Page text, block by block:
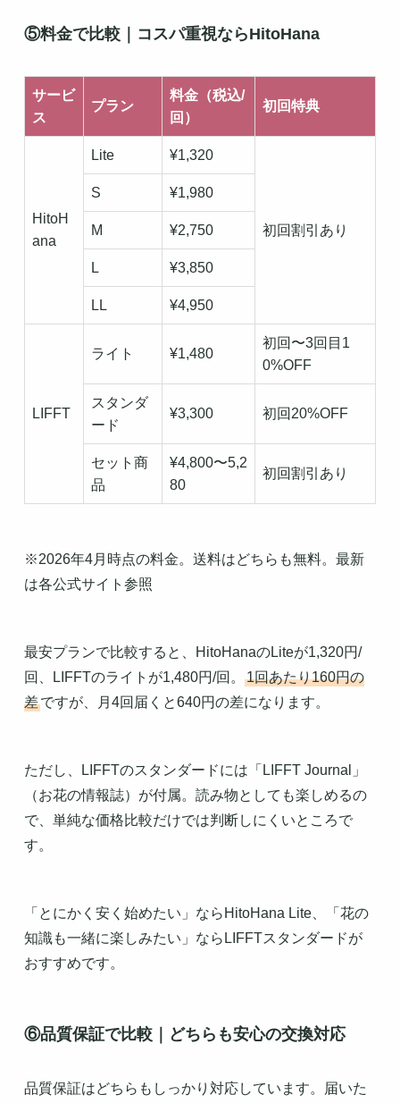
⑤料金で比較｜コスパ重視ならHitoHana
サービ
ス
プラン
料金（税込/
回）
初回特典
HitoH
ana
Lite ¥1,320
初回割引あり
S ¥1,980
M ¥2,750
L ¥3,850
LL ¥4,950
LIFFT
ライト ¥1,480
初回〜3回目1
0%OFF
スタンダ
ード
¥3,300 初回20%OFF
セット商
品
¥4,800〜5,2
80
初回割引あり
※2026年4月時点の料金。送料はどちらも無料。最新
は各公式サイト参照
最安プランで比較すると、HitoHanaのLiteが1,320円/
回、LIFFTのライトが1,480円/回。
1回あたり160円の
差ですが、月4回届くと640円の差になります。
ただし、LIFFTのスタンダードには「LIFFT Journal」
（お花の情報誌）が付属。読み物としても楽しめるの
で、単純な価格比較だけでは判断しにくいところで
す。
「とにかく安く始めたい」ならHitoHana Lite、「花の
知識も一緒に楽しみたい」ならLIFFTスタンダードが
おすすめです。
⑥品質保証で比較｜どちらも安心の交換対応
品質保証はどちらもしっかり対応しています。届いた